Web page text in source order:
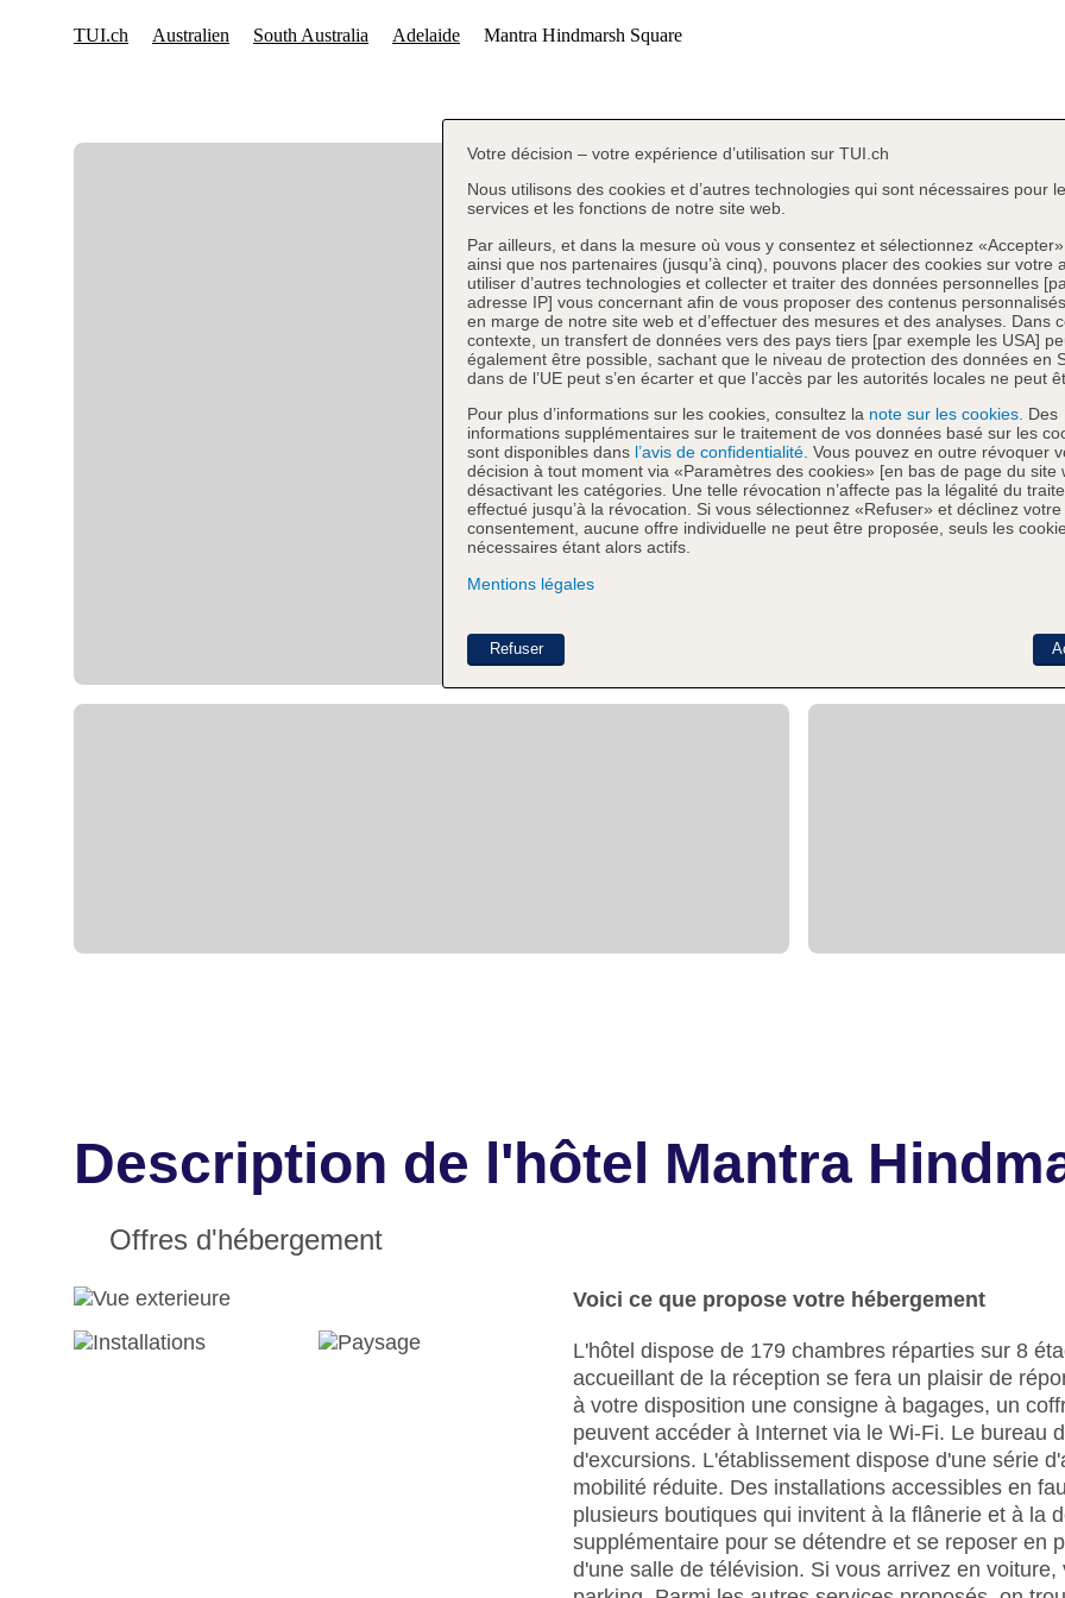
Description de l'hôtel Mantra
Offres d'hébergement
Voici ce que propose votre hébergement
L'hôtel dispose de 179 chambres réparties sur 8
accueillant de la réception se fera un plaisir de
à votre disposition une consigne à bagages, un
peuvent accéder à Internet via le Wi-Fi. Le bureau
d'excursions. L'établissement dispose d'une série
mobilité réduite. Des installations accessibles en
plusieurs boutiques qui invitent à la flânerie et à la
supplémentaire pour se détendre et se reposer en
d'une salle de télévision. Si vous arrivez en
Votre décision – votre expérience d’utilisation sur TUI.ch
Nous utilisons des cookies et d’autres technologies qui sont nécessaires pour
services et les fonctions de notre site web.
Par ailleurs, et dans la mesure où vous y consentez et sélectionnez
ainsi que nos partenaires (jusqu’à cinq), pouvons placer des cookies sur votre
utiliser d’autres technologies et collecter et traiter des données personnelles
adresse IP] vous concernant afin de vous proposer des contenus
en marge de notre site web et d’effectuer des mesures et des analyses. Dans
contexte, un transfert de données vers des pays tiers [par exemple les USA]
également être possible, sachant que le niveau de protection des données en
dans de l’UE peut s’en écarter et que l’accès par les autorités locales ne peut
Pour plus d’informations sur les cookies, consultez la note sur les cookies. Des
informations supplémentaires sur le traitement de vos données basé sur les
sont disponibles dans l’avis de confidentialité. Vous pouvez en outre révoquer
décision à tout moment via «Paramètres des cookies» [en bas de page du site
désactivant les catégories. Une telle révocation n’affecte pas la légalité du
effectué jusqu’à la révocation. Si vous sélectionnez «Refuser» et déclinez votre
consentement, aucune offre individuelle ne peut être proposée, seuls les
nécessaires étant alors actifs.
Mentions légales
Refuser